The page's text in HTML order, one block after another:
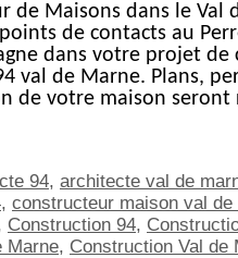
de Maisons dans le Val
de contacts au
dans votre projet de
val de Marne. Plans,
de votre maison seront
94, architecte val de
, constructeur maison val de
Construction 94,
Marne, Construction Val de